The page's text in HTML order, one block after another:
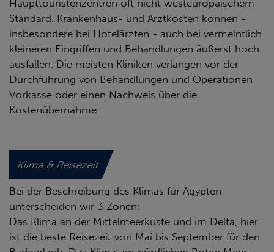
Haupttouristenzentren oft nicht westeuropäischem
Standard. Krankenhaus- und Arztkosten können -
insbesondere bei Hotelärzten - auch bei vermeintlich
kleineren Eingriffen und Behandlungen äußerst hoch
ausfallen. Die meisten Kliniken verlangen vor der
Durchführung von Behandlungen und Operationen
Vorkasse oder einen Nachweis über die
Kostenübernahme.
Klima & Reisezeit
Bei der Beschreibung des Klimas für Ägypten
unterscheiden wir 3 Zonen:
Das Klima an der Mittelmeerküste und im Delta, hier
ist die beste Reisezeit von Mai bis September für den